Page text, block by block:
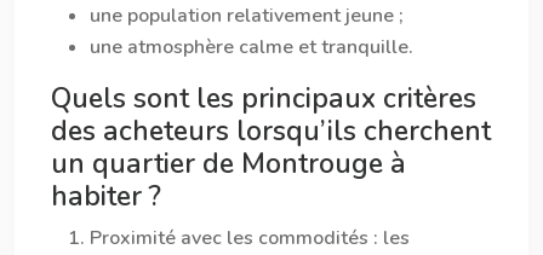
une population relativement jeune ;
une atmosphère calme et tranquille.
Quels sont les principaux critères
des acheteurs lorsqu’ils cherchent
un quartier de Montrouge à
habiter ?
Proximité avec les commodités : les